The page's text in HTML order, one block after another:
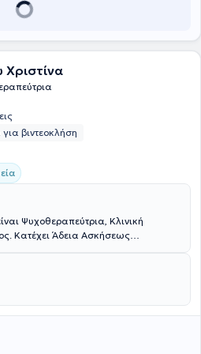
βιντεοκλήση
Ψυχοθεραπεύτρια, Κλινική
Κατέχει Άδεια Ασκήσεως
στο Κέντρο
και Συμβουλευτικής ΚΕ.ΨΥ.ΣΥ. Έχει
στην Κλινική Ψυχολογία από το
καθώς έχει επιπλέον
Μακεδονίας. Τέλος, έχει
από το ΚΕ.ΨΥ.ΣΥ. Στο